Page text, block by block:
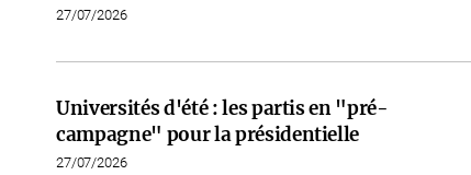
27/07/2026
Universités d'été : les partis en "pré-
campagne" pour la présidentielle
27/07/2026